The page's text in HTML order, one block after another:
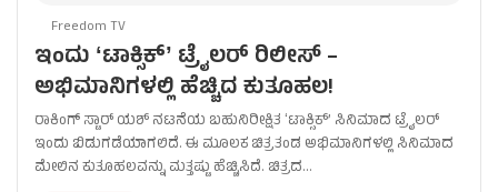
Freedom TV
ಇಂದು ʻಟಾಕ್ಸಿಕ್ʼ ಟ್ರೈಲರ್ ರಿಲೀಸ್‌ –
ಅಭಿಮಾನಿಗಳಲ್ಲಿ ಹೆಚ್ಚಿದ ಕುತೂಹಲ!
ರಾಕಿಂಗ್ ಸ್ಟಾರ್ ಯಶ್ ನಟನೆಯ ಬಹುನಿರೀಕ್ಷಿತ ʻಟಾಕ್ಸಿಕ್’ ಸಿನಿಮಾದ ಟ್ರೈಲರ್
ಇಂದು ಬಿಡುಗಡೆಯಾಗಲಿದೆ. ಈ ಮೂಲಕ ಚಿತ್ರತಂಡ ಅಭಿಮಾನಿಗಳಲ್ಲಿ ಸಿನಿಮಾದ
ಮೇಲಿನ ಕುತೂಹಲವನ್ನು ಮತ್ತಷ್ಟು ಹೆಚ್ಚಿಸಿದೆ. ಚಿತ್ರದ…